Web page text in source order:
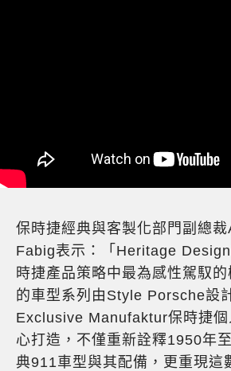
保時捷經典與客製化部門副總
Fabig表示：「Heritage
時捷產品策略中最為感性駕馭
的車型系列由Style Porsche設
Exclusive Manufaktur保時捷個
心打造，不僅重新詮釋1950年
典911車型與其配備，更重現這